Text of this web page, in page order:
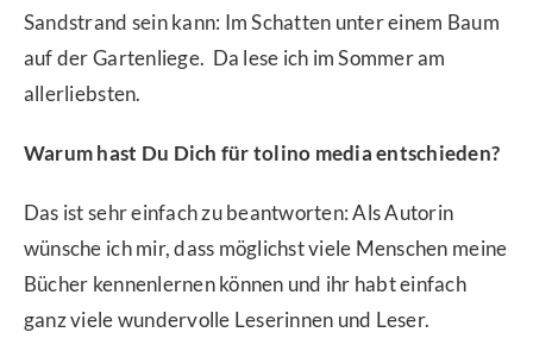
Sandstrand sein kann: Im Schatten unter einem Baum
auf der Gartenliege. Da lese ich im Sommer am
allerliebsten.
Warum hast Du Dich für tolino media entschieden?
Das ist sehr einfach zu beantworten: Als Autorin
wünsche ich mir, dass möglichst viele Menschen meine
Bücher kennenlernen können und ihr habt einfach
ganz viele wundervolle Leserinnen und Leser.